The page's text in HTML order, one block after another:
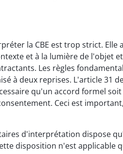
la CBE est trop strict.
et à la lumière de l'objet
Les règles
à deux reprises. L'article 31
qu'un accord formel
Ceci est
d'interprétation dispose
disposition n'est